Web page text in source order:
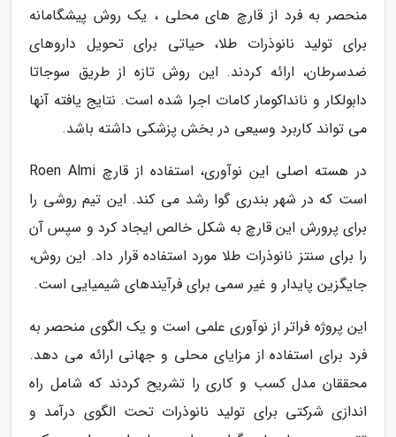
منحصر به فرد از قارچ های محلی ، یک روش پیشگامانه
برای تولید نانوذرات طلا، حیاتی برای تحویل داروهای
ضدسرطان، ارائه کردند. این روش تازه از طریق سوجاتا
دابولکار و نانداکومار کامات اجرا شده است. نتایج یافته آنها
می تواند کاربرد وسیعی در بخش پزشکی داشته باشد.
در هسته اصلی این نوآوری، استفاده از قارچ Roen Almi
است که در شهر بندری گوا رشد می کند. این تیم روشی را
برای پرورش این قارچ به شکل خالص ایجاد کرد و سپس آن
را برای سنتز نانوذرات طلا مورد استفاده قرار داد. این روش،
جایگزین پایدار و غیر سمی برای فرآیندهای شیمیایی است.
این پروژه فراتر از نوآوری علمی است و یک الگوی منحصر به
فرد برای استفاده از مزایای محلی و جهانی ارائه می دهد.
محققان مدل کسب و کاری را تشریح کردند که شامل راه
اندازی شرکتی برای تولید نانوذرات تحت الگوی درآمد و